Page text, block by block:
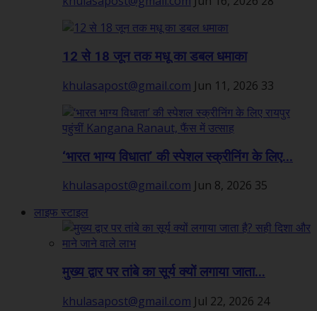
12 से 18 जून तक मधू का डबल धमाका
khulasapost@gmail.com Jun 11, 2026 33
‘भारत भाग्य विधाता’ की स्पेशल स्क्रीनिंग के लिए...
khulasapost@gmail.com Jun 8, 2026 35
लाइफ स्टाइल
मुख्य द्वार पर तांबे का सूर्य क्यों लगाया जाता...
khulasapost@gmail.com Jul 22, 2026 24